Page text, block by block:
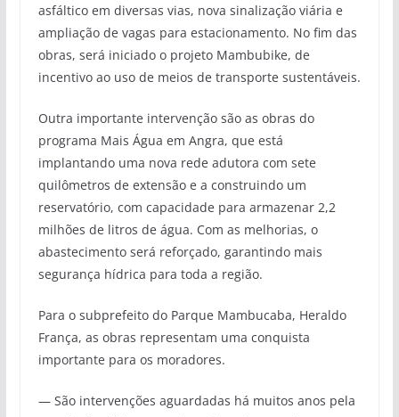
asfáltico em diversas vias, nova sinalização viária e
ampliação de vagas para estacionamento. No fim das
obras, será iniciado o projeto Mambubike, de
incentivo ao uso de meios de transporte sustentáveis.
Outra importante intervenção são as obras do
programa Mais Água em Angra, que está
implantando uma nova rede adutora com sete
quilômetros de extensão e a construindo um
reservatório, com capacidade para armazenar 2,2
milhões de litros de água. Com as melhorias, o
abastecimento será reforçado, garantindo mais
segurança hídrica para toda a região.
Para o subprefeito do Parque Mambucaba, Heraldo
França, as obras representam uma conquista
importante para os moradores.
— São intervenções aguardadas há muitos anos pela